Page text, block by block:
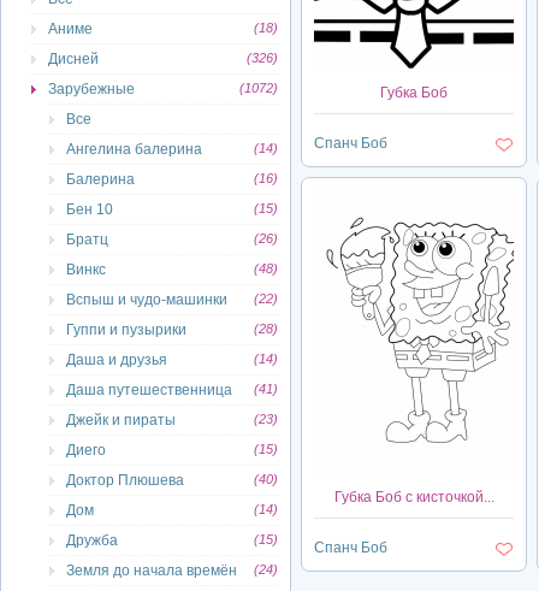
Аниме
(18)
Дисней (326)
Зарубежные (1072)
Все
Ангелина балерина
(14)
Балерина (16)
Бен 10 (15)
Братц (26)
Винкс (48)
Вспыш и чудо-машинки (22)
Гуппи и пузырики (28)
Даша и друзья (14)
Даша путешественница (41)
Джейк и пираты (23)
Диего (15)
Доктор Плюшева (40)
Дом (14)
Дружба (15)
Земля до начала времён (24)
Губка Боб
Спанч Боб
Губка Боб с кисточкой...
Спанч Боб